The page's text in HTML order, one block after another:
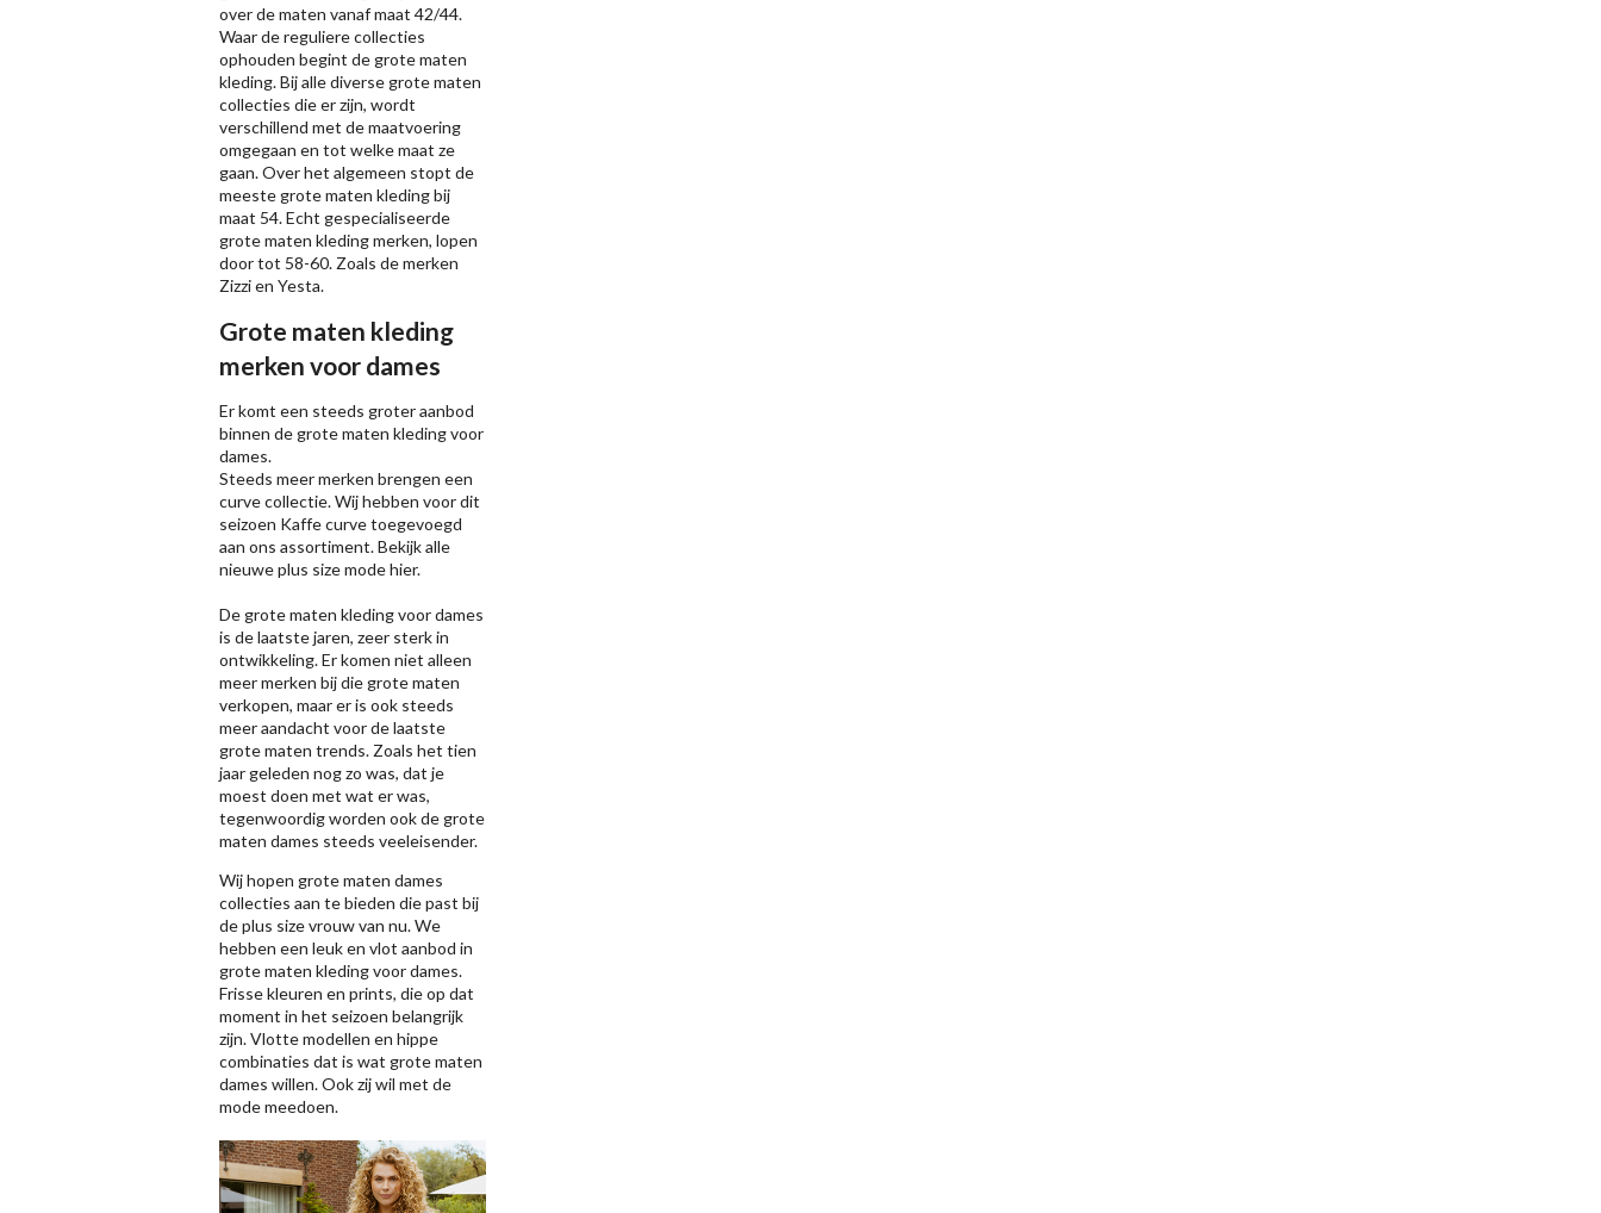
over de maten vanaf maat 42/44.
Waar de reguliere collecties
ophouden begint de grote maten
kleding. Bij alle diverse grote maten
collecties die er zijn, wordt
verschillend met de maatvoering
omgegaan en tot welke maat ze
gaan. Over het algemeen stopt de
meeste grote maten kleding bij
maat 54. Echt gespecialiseerde
grote maten kleding merken, lopen
door tot 58-60. Zoals de merken
Zizzien Yesta.
Grote maten kleding
merken voor dames
Er komt een steeds groter aanbod
binnen de grote maten kleding voor
dames.
Steeds meer merken brengen een
curve collectie. Wij hebben voor dit
seizoen Kaffecurve toegevoegd
aan ons assortiment. Bekijk alle
nieuweplus size modehier.
De grote maten kleding voor dames
is de laatste jaren, zeer sterk in
ontwikkeling. Er komen niet alleen
meer merken bij die grote maten
verkopen, maar er is ook steeds
meer aandacht voor de laatste
grote maten trends. Zoals het tien
jaar geleden nog zo was, dat je
moest doen met wat er was,
tegenwoordig worden ook de grote
maten dames steeds veeleisender.
Wij hopen grote maten dames
collecties aan te bieden die past bij
de plus size vrouw van nu. We
hebben een leuk en vlot aanbod in
grote maten kleding voor dames.
Frisse kleuren en prints, die op dat
moment in het seizoen belangrijk
zijn. Vlotte modellen en hippe
combinaties dat is wat grote maten
dames willen. Ook zij wil met de
mode meedoen.